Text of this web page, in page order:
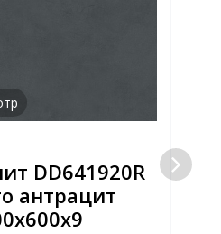
DD641920R
антрацит